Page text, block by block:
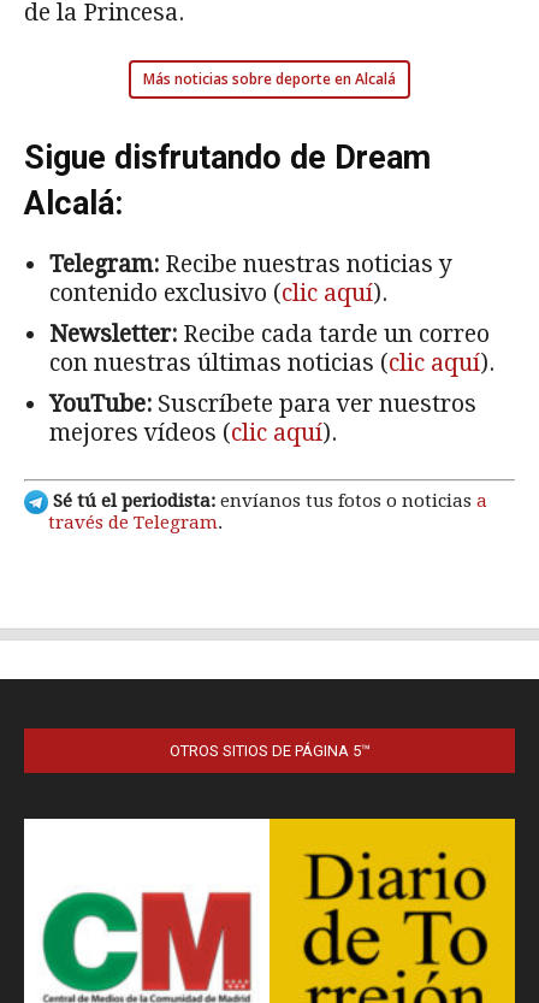
OTROS SITIOS DE PÁGINA 5™